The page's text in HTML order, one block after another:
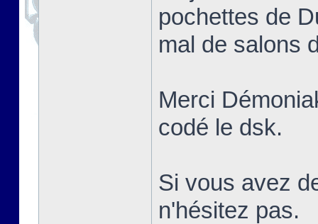
pochettes de
mal de salons
Merci
codé le dsk.
Si vous avez
n'hésitez pas.